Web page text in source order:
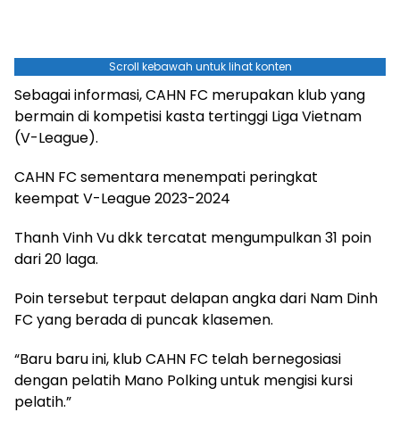
Scroll kebawah untuk lihat konten
Sebagai informasi, CAHN FC merupakan klub yang
bermain di kompetisi kasta tertinggi Liga Vietnam
(V-League).
CAHN FC sementara menempati peringkat
keempat V-League 2023-2024
Thanh Vinh Vu dkk tercatat mengumpulkan 31 poin
dari 20 laga.
Poin tersebut terpaut delapan angka dari Nam Dinh
FC yang berada di puncak klasemen.
“Baru baru ini, klub CAHN FC telah bernegosiasi
dengan pelatih Mano Polking untuk mengisi kursi
pelatih.”